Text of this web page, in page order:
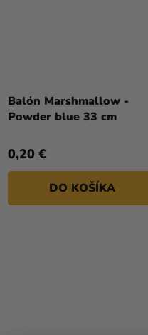
Balón Marshmallow -
Powder blue 33 cm
0,20 €
DO KOŠÍKA